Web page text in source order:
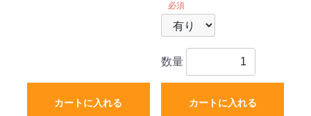
カートに入れる
必須
数量
カートに入れる